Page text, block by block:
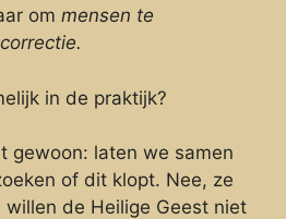
om mensen te
in de praktijk?
gewoon: laten we samen
of dit klopt. Nee, ze
willen de Heilige Geest niet